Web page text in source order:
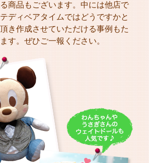
商品もございます。中には他店で
ディベアタイムではどうですかと
き作成させていただける事例もた
す。ぜひご一報ください。